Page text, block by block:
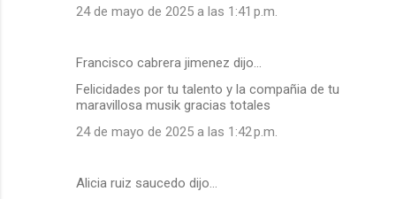
24 de mayo de 2025 a las 1:41 p.m.
Francisco cabrera jimenez dijo…
Felicidades por tu talento y la compañia de tu
maravillosa musik gracias totales
24 de mayo de 2025 a las 1:42 p.m.
Alicia ruiz saucedo dijo…